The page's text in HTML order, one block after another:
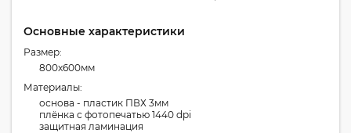
Основные характеристики
Размер:
800x600мм
Материалы:
основа - пластик ПВХ 3мм
плёнка с фотопечатью 1440 dpi
защитная ламинация